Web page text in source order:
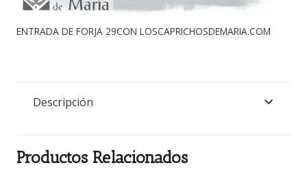
ENTRADA DE FORJA 29CON LOSCAPRICHOSDEMARIA.COM
Descripción
Productos Relacionados